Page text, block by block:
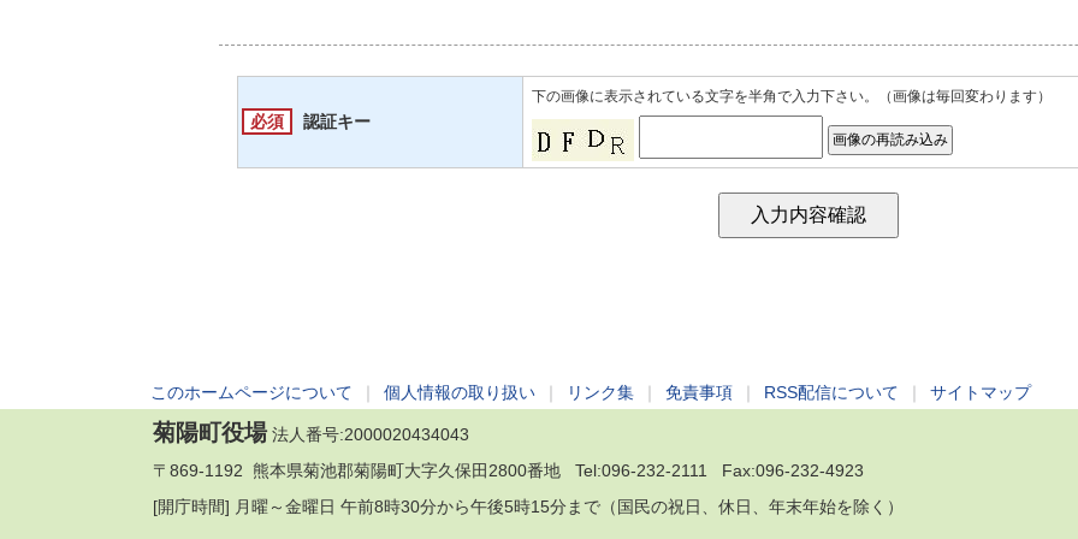
必須 認証キー
下の画像に表示されている文字を半角で入力下さい。（画像は毎回変わります）
このホームページについて 個人情報の取り扱い リンク集 免責事項 RSS配信について サイトマップ
菊陽町役場法人番号:2000020434043
〒869-1192 熊本県菊池郡菊陽町大字久保田2800番地 Tel:096-232-2111
Fax:096-232-4923
[開庁時間] 月曜～金曜日 午前8時30分から午後5時15分まで（国民の祝日、休日、年末年始を除く）